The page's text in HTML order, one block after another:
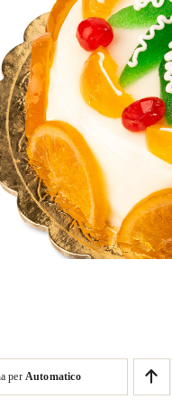
per Automatico